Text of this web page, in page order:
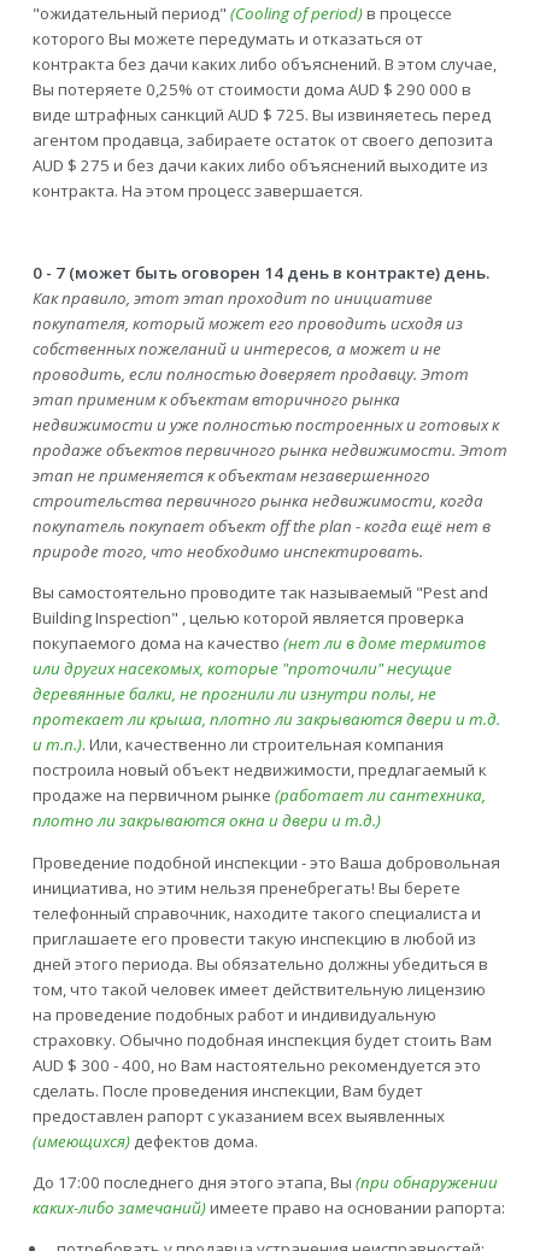
"ожидательный период" (Cooling of period)в процессе
которого Вы можете передумать и отказаться от
контракта без дачи каких либо объяснений. В этом случае,
Вы потеряете 0,25% от стоимости дома AUD $ 290 000 в
виде штрафных санкций AUD $ 725. Вы извиняетесь перед
агентом продавца, забираете остаток от своего депозита
AUD $ 275 и без дачи каких либо объяснений выходите из
контракта. На этом процесс завершается.
0 - 7 (может быть оговорен 14 день в контракте) день.
Как правило, этот этап проходит по инициативе
покупателя, который может его проводить исходя из
собственных пожеланий и интересов, а может и не
проводить, если полностью доверяет продавцу. Этот
этап применим к объектам вторичного рынка
недвижимости и уже полностью построенных и готовых к
продаже объектов первичного рынка недвижимости. Этот
этап не применяется к объектам незавершенного
строительства первичного рынка недвижимости, когда
покупатель покупает объект off the plan - когда ещё нет в
природе того, что необходимо инспектировать.
Вы самостоятельно проводите так называемый "Pest and
Building Inspection" , целью которой является проверка
покупаемого дома на качество (нет ли в доме термитов
или других насекомых, которые "проточили" несущие
деревянные балки, не прогнили ли изнутри полы, не
протекает ли крыша, плотно ли закрываются двери и т.д.
и т.п.). Или, качественно ли строительная компания
построила новый объект недвижимости, предлагаемый к
продаже на первичном рынке (работает ли сантехника,
плотно ли закрываются окна и двери и т.д.)
Проведение подобной инспекции - это Ваша добровольная
инициатива, но этим нельзя пренебрегать! Вы берете
телефонный справочник, находите такого специалиста и
приглашаете его провести такую инспекцию в любой из
дней этого периода. Вы обязательно должны убедиться в
том, что такой человек имеет действительную лицензию
на проведение подобных работ и индивидуальную
страховку. Обычно подобная инспекция будет стоить Вам
AUD $ 300 - 400, но Вам настоятельно рекомендуется это
сделать. После проведения инспекции, Вам будет
предоставлен рапорт с указанием всех выявленных
(имеющихся)дефектов дома.
До 17:00 последнего дня этого этапа, Вы (при обнаружении
каких-либо замечаний)имеете право на основании рапорта: